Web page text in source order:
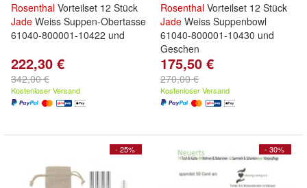
Rosenthal Vorteilset 12 Stück
Jade Weiss Suppen-Obertasse
61040-800001-10422 und
222,30 €
342,00 €
Kostenloser Versand
Rosenthal Vorteilset 12 Stück
Jade Weiss Suppenbowl
61040-800001-10430 und
Geschen
175,50 €
270,00 €
Kostenloser Versand
- 25% - 30%